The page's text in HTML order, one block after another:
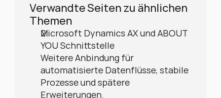
Verwandte Seiten zu ähnlichen
Themen
Microsoft Dynamics AX und ABOUT
YOU Schnittstelle
Weitere Anbindung für
automatisierte Datenflüsse, stabile
Prozesse und spätere
Erweiterungen.